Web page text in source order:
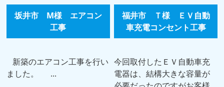
坂井市 M様 エアコン
工事
新築のエアコン工事を行い
ました。 ...
福井市 Ｔ様 ＥＶ自動
車充電コンセント工事
今回取付したＥＶ自動車充
電器は、結構大きな容量が